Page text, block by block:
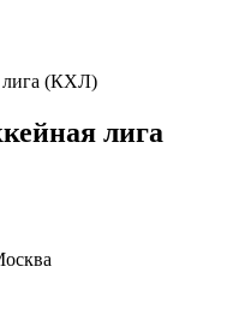
лига (КХЛ)
лига